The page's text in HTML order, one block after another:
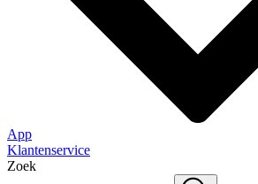
App
Klantenservice
Zoek